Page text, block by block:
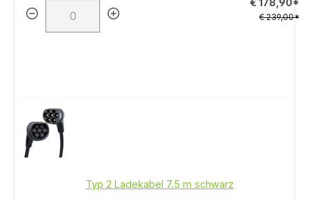
€ 178,90*
€ 239,00*
Typ 2 Ladekabel 7.5 m schwarz